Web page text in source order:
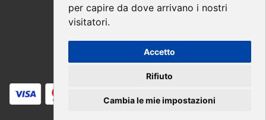
per capire da dove arrivano i nostri
visitatori.
Accetto
Rifiuto
Cambia le mie impostazioni
Spedizione
Pagamenti sicuri